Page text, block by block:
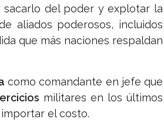
sacarlo del poder y explotar la
aliados poderosos, incluidos
que más naciones respaldan
como comandante en jefe que
militares en los últimos
el costo.